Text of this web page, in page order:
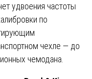
удвоения частоты
по
чехле — до
чемодана.